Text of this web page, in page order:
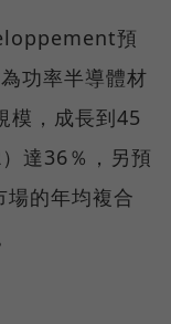
預
功率半導體材
模，成長到45
達36％，另預
的年均複合